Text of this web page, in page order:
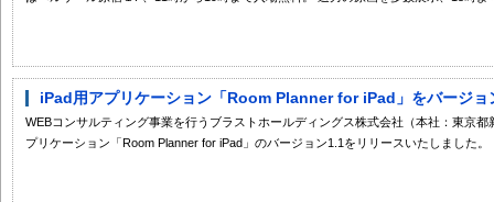
iPad用アプリケーション「Room Planner for iPad」をバージョ
WEBコンサルティング事業を行うブラストホールディングス株式会社（本社：東京
プリケーション「Room Planner for iPad」のバージョン1.1をリリースいたしました。